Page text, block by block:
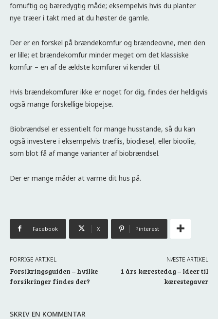
fornuftig og bæredygtig måde; eksempelvis hvis du planter
nye træer i takt med at du høster de gamle.
Der er en forskel på brændekomfur og brændeovne, men den
er lille; et brændekomfur minder meget om det klassiske
komfur – en af de ældste komfurer vi kender til.
Hvis brændekomfurer ikke er noget for dig, findes der heldigvis
også mange forskellige biopejse.
Biobrændsel er essentielt for mange husstande, så du kan
også investere i eksempelvis træflis, biodiesel, eller bioolie,
som blot få af mange varianter af biobrændsel.
Der er mange måder at varme dit hus på.
Facebook X Pinterest
FORRIGE ARTIKEL
Forsikringsguiden – hvilke
forsikringer findes der?
NÆSTE ARTIKEL
1 års kærestedag – Ideer til
kærestegaver
SKRIV EN KOMMENTAR